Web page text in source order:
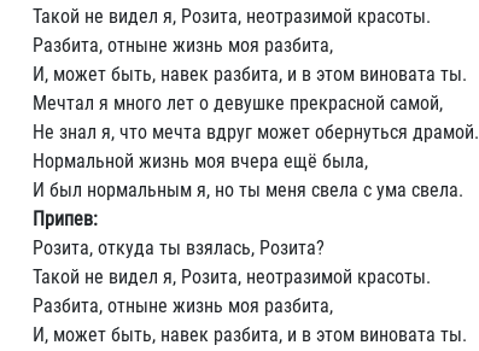
Такой не видел я, Розита, неотразимой красоты.
Разбита, отныне жизнь моя разбита,
И, может быть, навек разбита, и в этом виновата ты.
Мечтал я много лет о девушке прекрасной самой,
Не знал я, что мечта вдруг может обернуться драмой.
Нормальной жизнь моя вчера ещё была,
И был нормальным я, но ты меня свела с ума свела.
Припев:
Розита, откуда ты взялась, Розита?
Такой не видел я, Розита, неотразимой красоты.
Разбита, отныне жизнь моя разбита,
И, может быть, навек разбита, и в этом виновата ты.